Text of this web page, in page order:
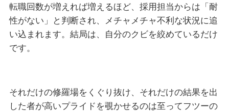
転職回数が増えれば増えるほど、採用担当からは「耐
性がない」と判断され、メチャメチャ不利な状況に追
い込まれます。結局は、自分のクビを絞めているだけ
です。
それだけの修羅場をくぐり抜け、それだけの結果を出
した者が高いプライドを覗かせるのは至ってフツーの